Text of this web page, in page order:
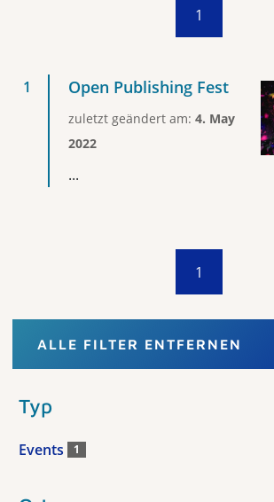
1
Open Publishing Fest
zuletzt geändert am: 4. May
2022
...
1
ALLE FILTER ENTFERNEN
Typ
Events 1